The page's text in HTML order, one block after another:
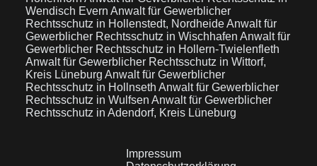
Wendisch Evern Anwalt für Gewerblicher
Rechtsschutz in Hollenstedt, NordheideAnwalt für
Gewerblicher Rechtsschutz in Wischhafen Anwalt für
Gewerblicher Rechtsschutz in Hollern-Twielenfleth
Anwalt für Gewerblicher Rechtsschutz in Wittorf,
Kreis Lüneburg Anwalt für Gewerblicher
Rechtsschutz in Hollnseth Anwalt für Gewerblicher
Rechtsschutz in Wulfsen Anwalt für Gewerblicher
Rechtsschutz in Adendorf, Kreis Lüneburg
Impressum